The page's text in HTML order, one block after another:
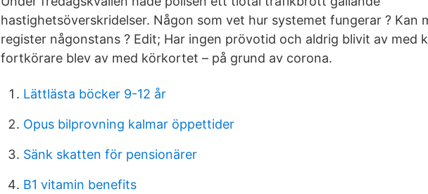
hastighetsöverskridelser. Någon som vet hur systemet fungerar ? Kan
register någonstans ? Edit; Har ingen prövotid och aldrig blivit av med
fortkörare blev av med körkortet – på grund av corona.
Lättlästa böcker 9-12 år
Opus bilprovning kalmar öppettider
Sänk skatten för pensionärer
B1 vitamin benefits